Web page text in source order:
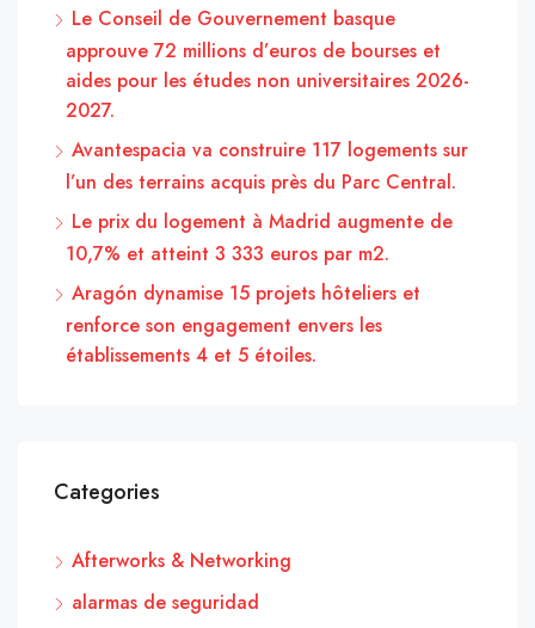
Le Conseil de Gouvernement basque
approuve 72 millions d’euros de bourses et
aides pour les études non universitaires 2026-
2027.
Avantespacia va construire 117 logements sur
l’un des terrains acquis près du Parc Central.
Le prix du logement à Madrid augmente de
10,7% et atteint 3 333 euros par m2.
Aragón dynamise 15 projets hôteliers et
renforce son engagement envers les
établissements 4 et 5 étoiles.
Categories
Afterworks & Networking
alarmas de seguridad